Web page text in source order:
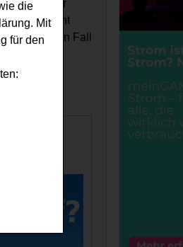
Formular
Vielleicht
Auf jeden Fall
die
Mit
für den